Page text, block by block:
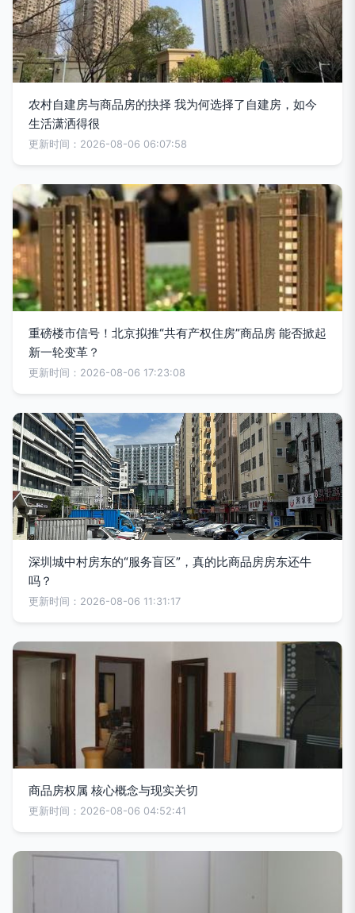
农村自建房与商品房的抉择 我为何选择了自建房，如今
生活潇洒得很
更新时间：2026-08-06 06:07:58
重磅楼市信号！北京拟推“共有产权住房”商品房 能否掀起
新一轮变革？
更新时间：2026-08-06 17:23:08
深圳城中村房东的“服务盲区”，真的比商品房房东还牛
吗？
更新时间：2026-08-06 11:31:17
商品房权属 核心概念与现实关切
更新时间：2026-08-06 04:52:41